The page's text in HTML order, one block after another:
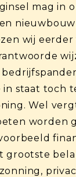
mag in
wij eerder
in staat toch
Wel
worden
grootste